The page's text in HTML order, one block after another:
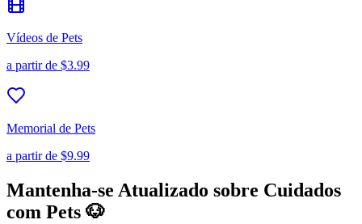
Vídeos de Pets
a partir de $3.99
Memorial de Pets
a partir de $9.99
Mantenha-se Atualizado sobre Cuidados
com Pets 🐶